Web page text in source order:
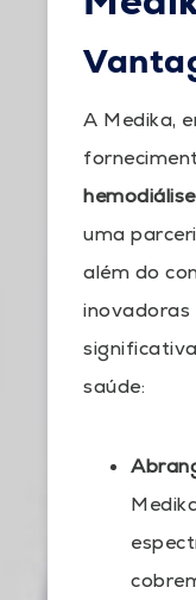
A Medika,
uma
além do
inovadoras
saúde: